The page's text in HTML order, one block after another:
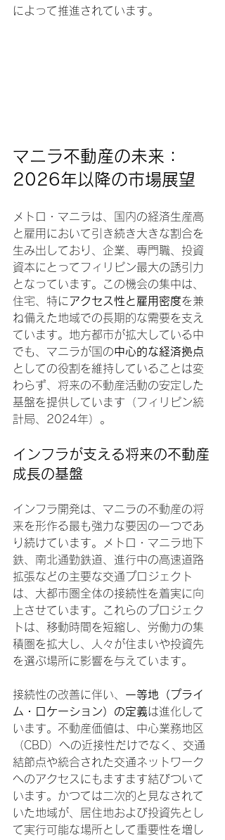
によって推進されています。
マニラ不動産の未来：
2026年以降の市場展望
メトロ・マニラは、国内の経済生産高
と雇用において引き続き大きな割合を
生み出しており、企業、専門職、投資
資本にとってフィリピン最大の誘引力
となっています。この機会の集中は、
住宅、特にアクセス性と雇用密度を兼
ね備えた地域での長期的な需要を支え
ています。地方都市が拡大している中
でも、マニラが国の中心的な経済拠点
としての役割を維持していることは変
わらず、将来の不動産活動の安定した
基盤を提供しています（フィリピン統
計局、2024年）。
インフラが支える将来の不動産
成長の基盤
インフラ開発は、マニラの不動産の将
来を形作る最も強力な要因の一つであ
り続けています。メトロ・マニラ地下
鉄、南北通勤鉄道、進行中の高速道路
拡張などの主要な交通プロジェクト
は、大都市圏全体の接続性を着実に向
上させています。これらのプロジェク
トは、移動時間を短縮し、労働力の集
積圏を拡大し、人々が住まいや投資先
を選ぶ場所に影響を与えています。
接続性の改善に伴い、 一等地（プライ
ム・ロケーション）の定義は進化して
います。不動産価値は、中心業務地区
（CBD）への近接性だけでなく、交通
結節点や統合された交通ネットワーク
へのアクセスにもますます結びついて
います。かつては二次的と見なされて
いた地域が、居住地および投資先とし
て実行可能な場所として重要性を増し